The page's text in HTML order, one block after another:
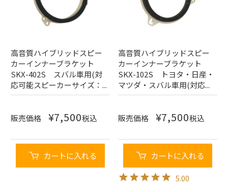
高音質ハイブリッドスピー
カーインナーブラケット
SKX-402S スバル車用(対
応可能スピーカーサイズ：...
販売価格 ¥7,500税込
カートに入れる
高音質ハイブリッドスピー
カーインナーブラケット
SKX-102S トヨタ・日産・
マツダ・スバル車用(対応...
販売価格 ¥7,500税込
カートに入れる
5.00